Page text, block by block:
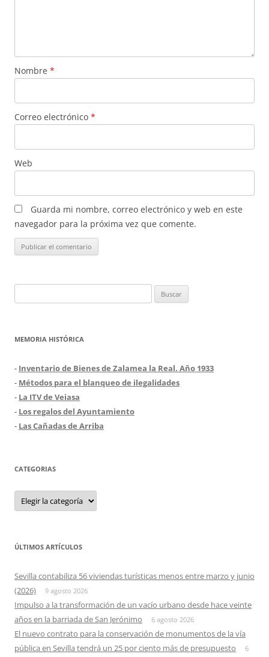
Nombre *
Correo electrónico *
Web
Guarda mi nombre, correo electrónico y web en este
navegador para la próxima vez que comente.
MEMORIA HISTÓRICA
- Inventario de Bienes de Zalamea la Real. Año 1933
- Métodos para el blanqueo de ilegalidades
- La ITV de Veiasa
- Los regalos del Ayuntamiento
- Las Cañadas de Arriba
CATEGORIAS
Categorias
ÚLTIMOS ARTÍCULOS
Sevilla contabiliza 56 viviendas turísticas menos entre marzo y junio
(2026)
9 agosto 2026
Impulso a la transformación de un vacío urbano desde hace veinte
años en la barriada de San Jerónimo
6 agosto 2026
El nuevo contrato para la conservación de monumentos de la vía
pública en Sevilla tendrá un 25 por ciento más de presupuesto
6